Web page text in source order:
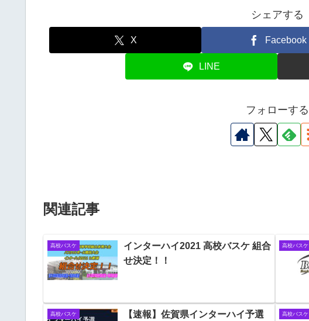
シェアする
X Facebook
LINE
フォローする
関連記事
高校バスケ
インターハイ2021 高校バスケ 組合
せ決定！！
高校バスケ
高校バスケ 【速報】佐賀県インターハイ予選 高校バスケ